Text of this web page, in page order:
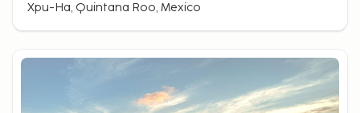
Xpu-Ha, Quintana Roo, Mexico